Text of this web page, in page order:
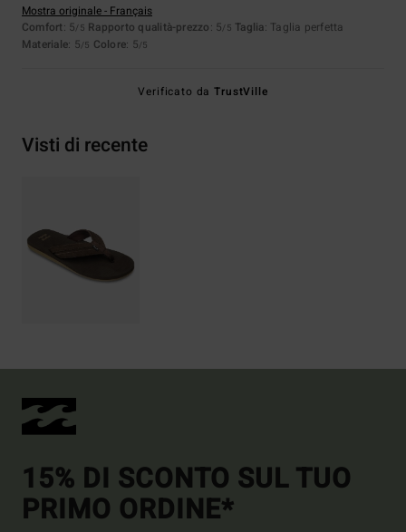
Mostra originale - Français
Comfort: 5/5 Rapporto qualità-prezzo: 5/5 Taglia: Taglia perfetta
Materiale: 5/5 Colore: 5/5
Verificato daTrustVille
Visti di recente
15% DI SCONTO SUL TUO
PRIMO ORDINE*